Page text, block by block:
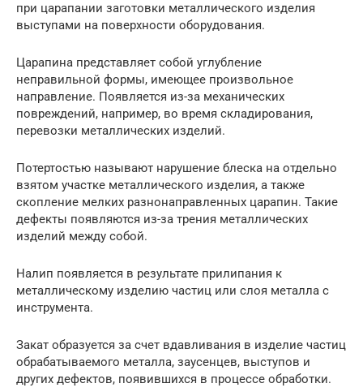
при царапании заготовки металлического изделия
выступами на поверхности оборудования.
Царапина представляет собой углубление
неправильной формы, имеющее произвольное
направление. Появляется из-за механических
повреждений, например, во время складирования,
перевозки металлических изделий.
Потертостью называют нарушение блеска на отдельно
взятом участке металлического изделия, а также
скопление мелких разнонаправленных царапин. Такие
дефекты появляются из-за трения металлических
изделий между собой.
Налип появляется в результате прилипания к
металлическому изделию частиц или слоя металла с
инструмента.
Закат образуется за счет вдавливания в изделие частиц
обрабатываемого металла, заусенцев, выступов и
других дефектов, появившихся в процессе обработки.